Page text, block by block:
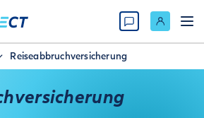
Reiseabbruchversicherung